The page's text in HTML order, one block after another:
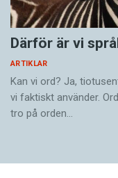
Därför är vi
ARTIKLAR
Kan vi ord? Ja,
vi faktiskt använder.
tro på orden…